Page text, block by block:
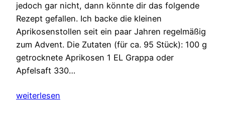
jedoch gar nicht, dann könnte dir das folgende
Rezept gefallen. Ich backe die kleinen
Aprikosenstollen seit ein paar Jahren regelmäßig
zum Advent. Die Zutaten (für ca. 95 Stück): 100 g
getrocknete Aprikosen 1 EL Grappa oder
Apfelsaft 330…
weiterlesen